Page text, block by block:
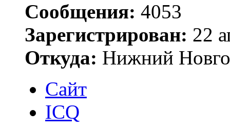
Сообщения: 4053
Зарегистрирован: 22
Откуда: Нижний
Сайт
ICQ